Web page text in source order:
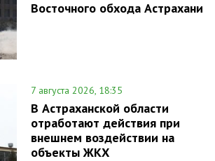
Восточного обхода Астрахани
7 августа 2026, 18:35
В Астраханской области
отработают действия при
внешнем воздействии на
объекты ЖКХ